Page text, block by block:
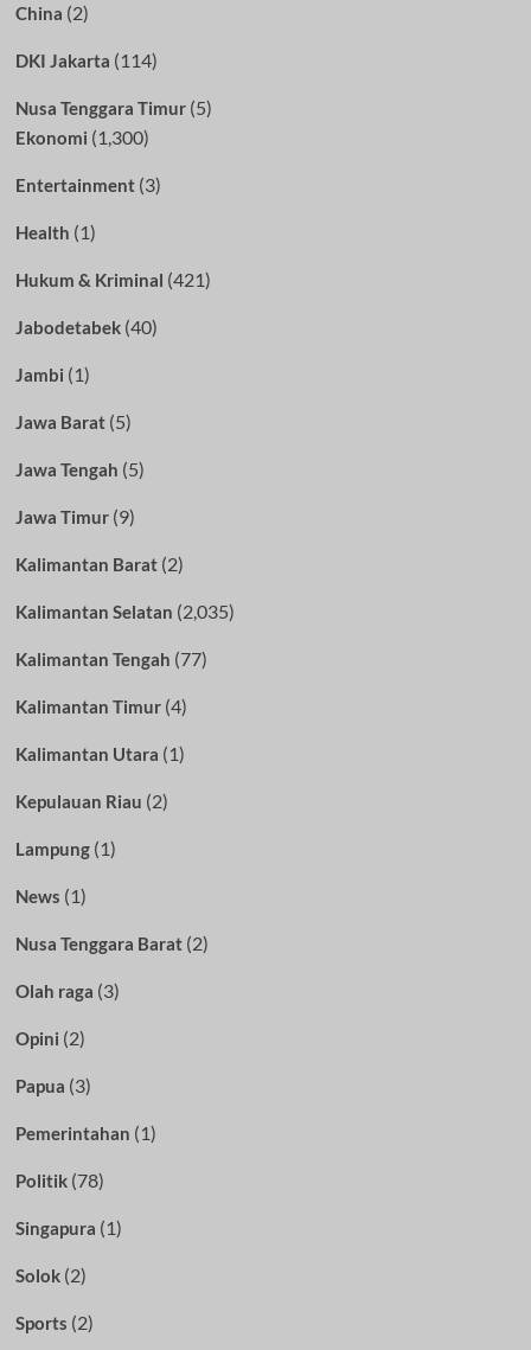
China (2)
DKI Jakarta (114)
Nusa Tenggara Timur(5)
Ekonomi (1,300)
Entertainment(3)
Health (1)
Hukum & Kriminal (421)
Jabodetabek(40)
Jambi (1)
Jawa Barat(5)
Jawa Tengah (5)
Jawa Timur(9)
Kalimantan Barat(2)
Kalimantan Selatan (2,035)
Kalimantan Tengah (77)
Kalimantan Timur(4)
Kalimantan Utara (1)
Kepulauan Riau (2)
Lampung(1)
News (1)
Nusa Tenggara Barat(2)
Olah raga (3)
Opini (2)
Papua (3)
Pemerintahan (1)
Politik(78)
Singapura (1)
Solok(2)
Sports (2)